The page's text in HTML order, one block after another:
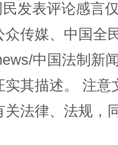
、白藏房 除
发表评论感言
众传媒、中国全
中国法制新
实其描述。 注
关法律、法规，